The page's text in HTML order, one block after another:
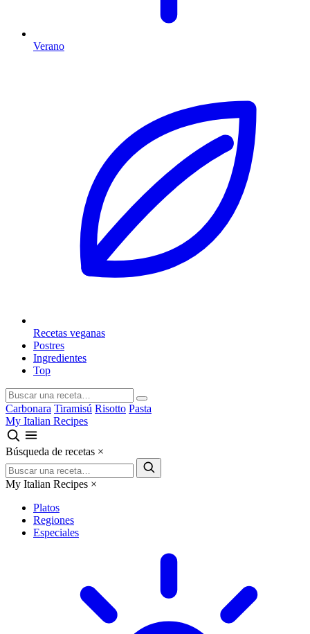
Verano
Recetas veganas
Postres
Ingredientes
Top
Carbonara Tiramisú Risotto Pasta
My Italian Recipes
Búsqueda de recetas ×
My Italian Recipes ×
Platos
Regiones
Especiales